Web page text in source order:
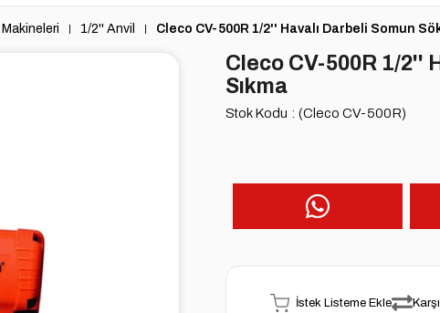
1/2'' Anvil Cleco CV-500R 1/2'' Havalı Darbeli Somun
Cleco CV-500R 1/2''
Sıkma
Stok Kodu (Cleco CV-500R)
İstek Listeme Ekle